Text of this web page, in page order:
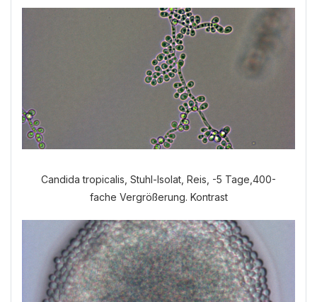
Candida tropicalis, Stuhl-Isolat, Reis, -5 Tage,400-
fache Vergrößerung. Kontrast
Welche Anamnese möchten Sie
durchführen?
VERDAUUNGSANAMNESE
NORMALE ANAMNESE